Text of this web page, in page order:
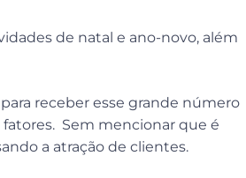
de natal e ano-novo, além
receber esse grande número
Sem mencionar que é
a atração de clientes.